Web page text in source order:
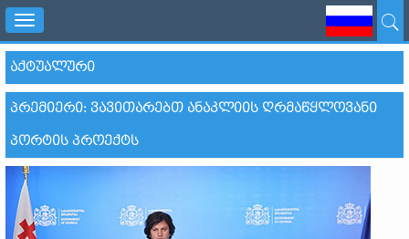
Toggle
navigation
ᲐᲥᲢᲣᲐᲚᲣᲠᲘ
ᲞᲠᲔᲛᲘᲔᲠᲘ: ᲕᲐᲕᲘᲗᲐᲠᲔᲑᲗ ᲐᲜᲐᲙᲚᲘᲘᲡ ᲦᲠᲛᲐᲬᲧᲚᲝᲕᲐᲜᲘ
ᲞᲝᲠᲢᲘᲡ ᲞᲠᲝᲔᲥᲢᲡ